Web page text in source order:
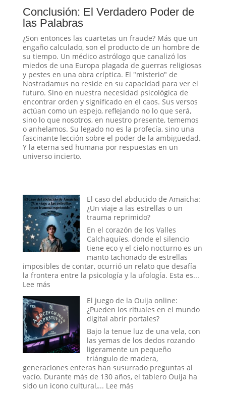
Conclusión: El Verdadero Poder de
las Palabras
¿Son entonces las cuartetas un fraude? Más que un
engaño calculado, son el producto de un hombre de
su tiempo. Un médico astrólogo que canalizó los
miedos de una Europa plagada de guerras religiosas
y pestes en una obra críptica. El "misterio" de
Nostradamus no reside en su capacidad para ver el
futuro. Sino en nuestra necesidad psicológica de
encontrar orden y significado en el caos. Sus versos
actúan como un espejo, reflejando no lo que será,
sino lo que nosotros, en nuestro presente, tememos
o anhelamos. Su legado no es la profecía, sino una
fascinante lección sobre el poder de la ambigüedad.
Y la eterna sed humana por respuestas en un
universo incierto.
El caso del abducido de Amaicha:
¿Un viaje a las estrellas o un
trauma reprimido?
En el corazón de los Valles
Calchaquíes, donde el silencio
tiene eco y el cielo nocturno es un
manto tachonado de estrellas
imposibles de contar, ocurrió un relato que desafía
la frontera entre la psicología y la ufología. Esta es...
Lee más:
caso
del
abducido
de
Amaicha:
¿Un
viaje
a
las
estrellas
El juego de la Ouija online:
¿Pueden los rituales en el mundo
digital abrir portales?
Bajo la tenue luz de una vela, con
las yemas de los dedos rozando
ligeramente un pequeño
triángulo de madera,
generaciones enteras han susurrado preguntas al
vacío. Durante más de 130 años, el tablero Ouija ha
sido un icono cultural,... Lee más: